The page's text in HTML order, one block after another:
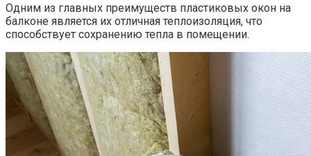
Одним из главных преимуществ пластиковых окон на
балконе является их отличная теплоизоляция, что
способствует сохранению тепла в помещении.​